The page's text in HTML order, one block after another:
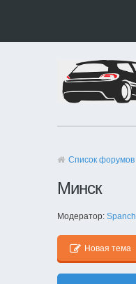
Список форумов
Минск
Модератор: Spanch
Новая тема